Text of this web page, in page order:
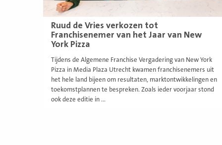
Ruud de Vries verkozen tot
Franchisenemer van het Jaar van New
York Pizza
Tijdens de Algemene Franchise Vergadering van New York
Pizza in Media Plaza Utrecht kwamen franchisenemers uit
het hele land bijeen om resultaten, marktontwikkelingen en
toekomstplannen te bespreken. Zoals ieder voorjaar stond
ook deze editie in ...